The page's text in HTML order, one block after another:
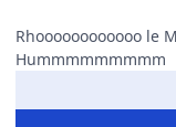
Rhoooooooooooo le
Hummmmmmmmm